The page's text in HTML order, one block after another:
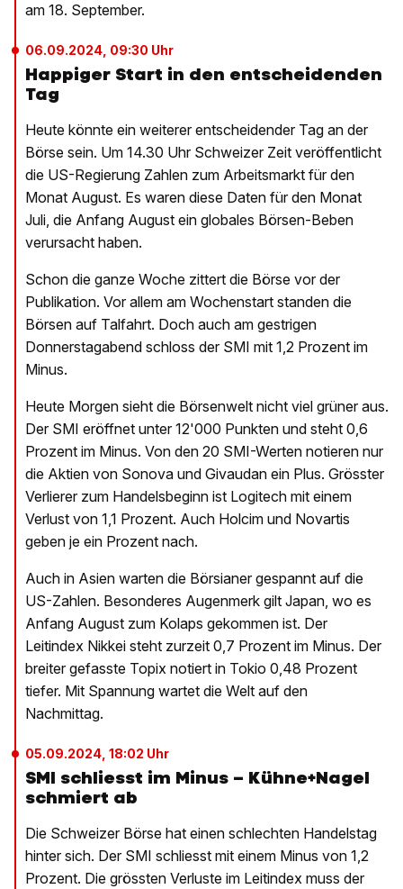
am 18. September.
06.09.2024, 09:30 Uhr
Happiger Start in den entscheidenden
Tag
Heute könnte ein weiterer entscheidender Tag an der
Börse sein. Um 14.30 Uhr Schweizer Zeit veröffentlicht
die US-Regierung Zahlen zum Arbeitsmarkt für den
Monat August. Es waren diese Daten für den Monat
Juli, die Anfang August ein globales Börsen-Beben
verursacht haben.
Schon die ganze Woche zittert die Börse vor der
Publikation. Vor allem am Wochenstart standen die
Börsen auf Talfahrt. Doch auch am gestrigen
Donnerstagabend schloss der SMI mit 1,2 Prozent im
Minus.
Heute Morgen sieht die Börsenwelt nicht viel grüner aus.
Der SMI eröffnet unter 12'000 Punkten und steht 0,6
Prozent im Minus. Von den 20 SMI-Werten notieren nur
die Aktien von Sonova und Givaudan ein Plus. Grösster
Verlierer zum Handelsbeginn ist Logitech mit einem
Verlust von 1,1 Prozent. Auch Holcim und Novartis
geben je ein Prozent nach.
Auch in Asien warten die Börsianer gespannt auf die
US-Zahlen. Besonderes Augenmerk gilt Japan, wo es
Anfang August zum Kolaps gekommen ist. Der
Leitindex Nikkei steht zurzeit 0,7 Prozent im Minus. Der
breiter gefasste Topix notiert in Tokio 0,48 Prozent
tiefer. Mit Spannung wartet die Welt auf den
Nachmittag.
05.09.2024, 18:02 Uhr
SMI schliesst im Minus – Kühne+Nagel
schmiert ab
Die Schweizer Börse hat einen schlechten Handelstag
hinter sich. Der SMI schliesst mit einem Minus von 1,2
Prozent. Die grössten Verluste im Leitindex muss der